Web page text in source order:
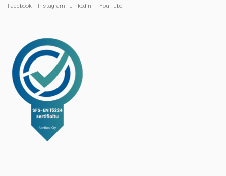
Facebook Instagram LinkedIn YouTube